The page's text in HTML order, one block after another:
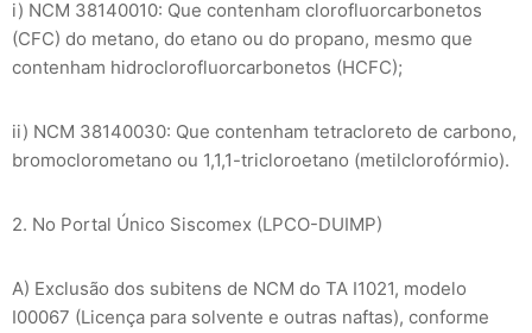
i) NCM 38140010: Que contenham clorofluorcarbonetos
(CFC) do metano, do etano ou do propano, mesmo que
contenham hidroclorofluorcarbonetos (HCFC);
ii) NCM 38140030: Que contenham tetracloreto de carbono,
bromoclorometano ou 1,1,1-tricloroetano (metilclorofórmio).
2. No Portal Único Siscomex (LPCO-DUIMP)
A) Exclusão dos subitens de NCM do TA I1021, modelo
I00067 (Licença para solvente e outras naftas), conforme